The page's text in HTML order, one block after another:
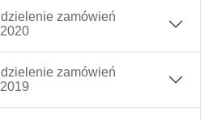
zamówień
zamówień